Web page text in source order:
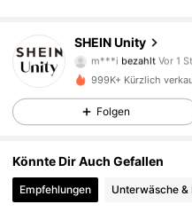
SHEIN Unity
4,81
544K Follower
m***i bezahlt Vor 1
4,81 544K Follower
4,81 544K Follower
999K+ Kürzlich
Folgen
Könnte Dir Auch Gefallen
Empfehlungen Unterwäsche